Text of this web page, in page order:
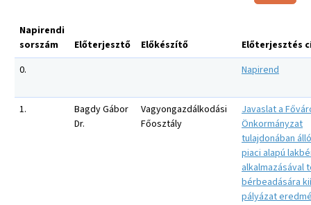
Napirendi
sorszám
Előterjesztő Előkészítő
Előterjesztés
0.
Napirend
1.
Bagdy Gábor
Dr.
Vagyongazdálkodási
Főosztály
Javaslat a
Önkormányzat
tulajdonában
piaci alapú
alkalmazásával
bérbeadására
pályázat